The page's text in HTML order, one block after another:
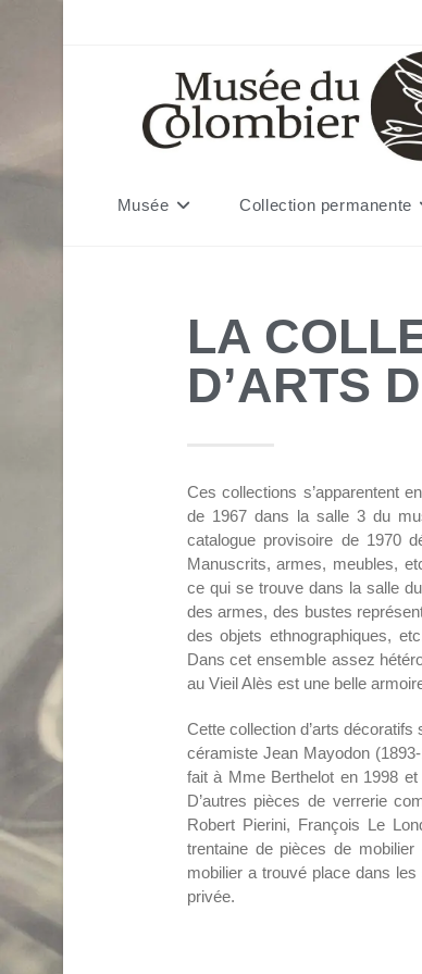
Musée Collection permanente
LA
D’ARTS
Ces collections s’apparentent
de 1967 dans la salle 3 du
catalogue provisoire de 1970
Manuscrits, armes, meubles,
ce qui se trouve dans la salle
des armes, des bustes
des objets ethnographiques,
Dans cet ensemble assez
au Vieil Alès est une belle
Cette collection d’arts décoratifs
céramiste Jean Mayodon
fait à Mme Berthelot en 1998
D’autres pièces de verrerie
Robert Pierini, François Le
trentaine de pièces de
mobilier a trouvé place dans
privée.